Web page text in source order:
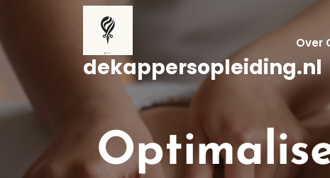
inhoud
gaan
dekappersopleiding.nl
Over